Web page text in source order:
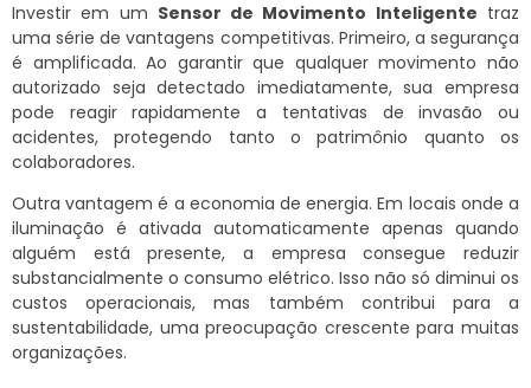
Investir em um Sensor de Movimento Inteligente traz
uma série de vantagens competitivas. Primeiro, a segurança
é amplificada. Ao garantir que qualquer movimento não
autorizado seja detectado imediatamente, sua empresa
pode reagir rapidamente a tentativas de invasão ou
acidentes, protegendo tanto o patrimônio quanto os
colaboradores.
Outra vantagem é a economia de energia. Em locais onde a
iluminação é ativada automaticamente apenas quando
alguém está presente, a empresa consegue reduzir
substancialmente o consumo elétrico. Isso não só diminui os
custos operacionais, mas também contribui para a
sustentabilidade, uma preocupação crescente para muitas
organizações.